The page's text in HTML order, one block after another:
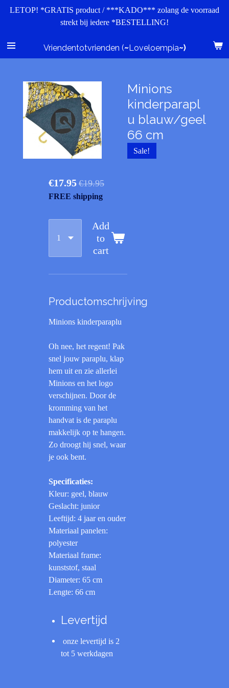
Skip
content
Vriendentotvrienden (~Loveloempia~)
LETOP! *GRATIS product / ***KADO*** zolang de voorraad
strekt bij iedere *BESTELLING!
Minions
kinderparapl
u blauw/geel
66 cm
Sale!
€17.95 €19.95
FREE shipping
Add
to
cart
Productomschrijving
Minions kinderparaplu
Oh nee, het regent! Pak
snel jouw paraplu, klap
hem uit en zie allerlei
Minions en het logo
verschijnen. Door de
kromming van het
handvat is de paraplu
makkelijk op te hangen.
Zo droogt hij snel, waar
je ook bent.
Specificaties:
Kleur: geel, blauw
Geslacht: junior
Leeftijd: 4 jaar en ouder
Materiaal panelen:
polyester
Materiaal frame:
kunststof, staal
Diameter: 65 cm
Lengte: 66 cm
Levertijd
onze levertijd is 2
tot 5 werkdagen